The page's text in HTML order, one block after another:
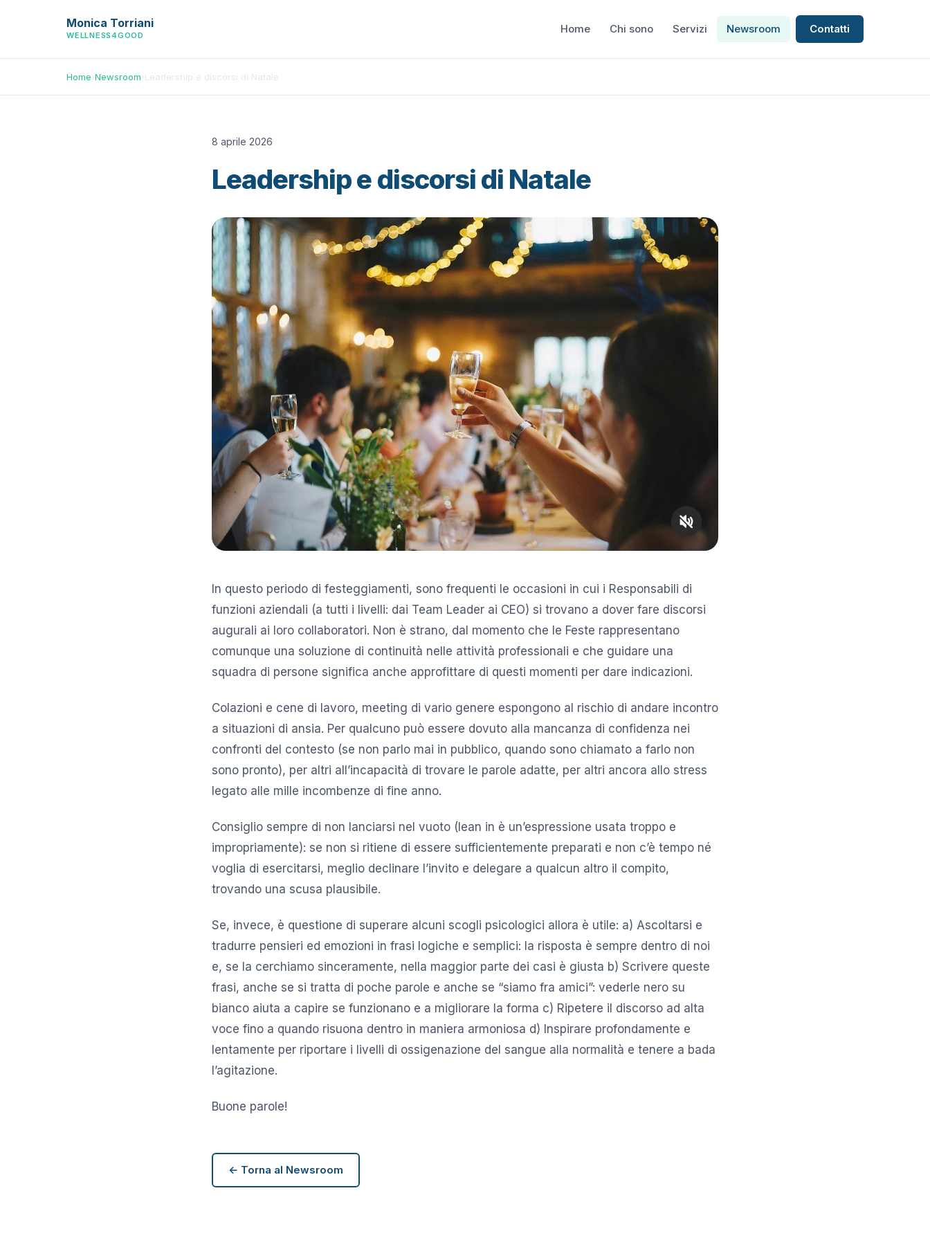
Monica Torriani
WELLNESS4GOOD Home Chi sono Servizi Newsroom Contatti
Home›Newsroom›Leadership e discorsi di Natale
8 aprile 2026
Leadership e discorsi di Natale
In questo periodo di festeggiamenti, sono frequenti le occasioni in cui i Responsabili di
funzioni aziendali (a tutti i livelli: dai Team Leader ai CEO) si trovano a dover fare discorsi
augurali ai loro collaboratori. Non è strano, dal momento che le Feste rappresentano
comunque una soluzione di continuità nelle attività professionali e che guidare una
squadra di persone significa anche approfittare di questi momenti per dare indicazioni.
Colazioni e cene di lavoro, meeting di vario genere espongono al rischio di andare incontro
a situazioni di ansia. Per qualcuno può essere dovuto alla mancanza di confidenza nei
confronti del contesto (se non parlo mai in pubblico, quando sono chiamato a farlo non
sono pronto), per altri all’incapacità di trovare le parole adatte, per altri ancora allo stress
legato alle mille incombenze di fine anno.
Consiglio sempre di non lanciarsi nel vuoto (lean in è un’espressione usata troppo e
impropriamente): se non si ritiene di essere sufficientemente preparati e non c’è tempo né
voglia di esercitarsi, meglio declinare l’invito e delegare a qualcun altro il compito,
trovando una scusa plausibile.
Se, invece, è questione di superare alcuni scogli psicologici allora è utile: a) Ascoltarsi e
tradurre pensieri ed emozioni in frasi logiche e semplici: la risposta è sempre dentro di noi
e, se la cerchiamo sinceramente, nella maggior parte dei casi è giusta b) Scrivere queste
frasi, anche se si tratta di poche parole e anche se “siamo fra amici”: vederle nero su
bianco aiuta a capire se funzionano e a migliorare la forma c) Ripetere il discorso ad alta
voce fino a quando risuona dentro in maniera armoniosa d) Inspirare profondamente e
lentamente per riportare i livelli di ossigenazione del sangue alla normalità e tenere a bada
l’agitazione.
Buone parole!
← Torna al Newsroom